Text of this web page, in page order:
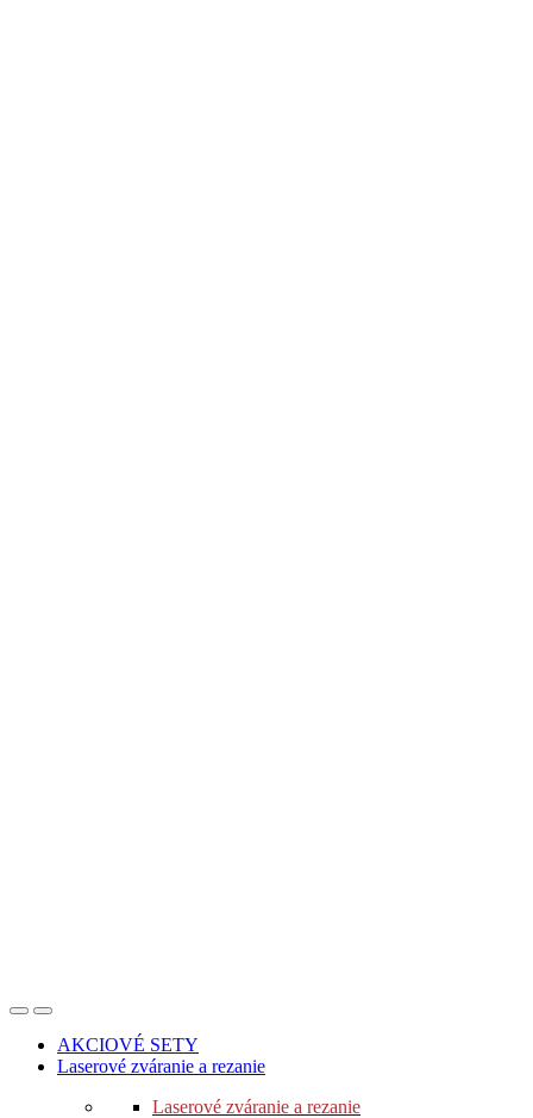
AKCIOVÉ SETY
Laserové zváranie a rezanie
Laserové zváranie a rezanie